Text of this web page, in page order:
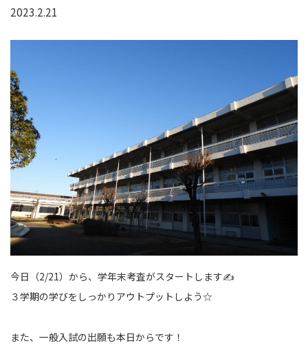
2023.2.21
今日（2/21）から、学年末考査がスタートします✍
３学期の学びをしっかりアウトプットしよう☆
また、一般入試の出願も本日からです！